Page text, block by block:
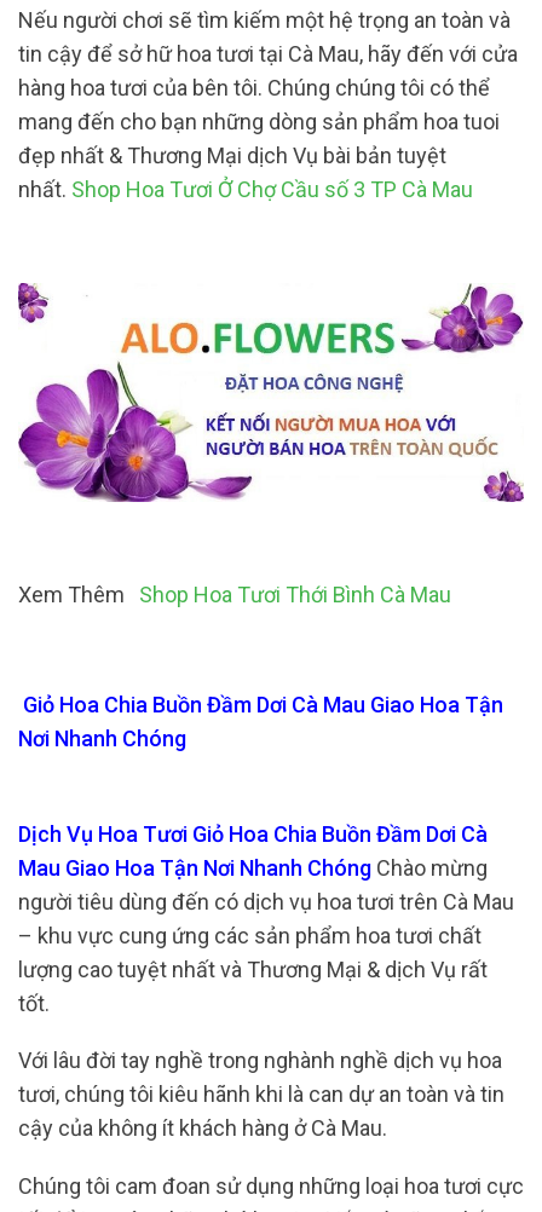
Nếu người chơi sẽ tìm kiếm một hệ trọng an toàn và
tin cậy để sở hữ hoa tươi tại Cà Mau, hãy đến với cửa
hàng hoa tươi của bên tôi. Chúng chúng tôi có thể
mang đến cho bạn những dòng sản phẩm hoa tuoi
đẹp nhất & Thương Mại dịch Vụ bài bản tuyệt
nhất. Shop Hoa Tươi Ở Chợ Cầu số 3 TP Cà Mau
Xem Thêm Shop Hoa Tươi Thới Bình Cà Mau
Giỏ Hoa Chia Buồn Đầm Dơi Cà Mau Giao Hoa Tận
Nơi Nhanh Chóng
Dịch Vụ Hoa Tươi Giỏ Hoa Chia Buồn Đầm Dơi Cà
Mau Giao Hoa Tận Nơi Nhanh Chóng Chào mừng
người tiêu dùng đến có dịch vụ hoa tươi trên Cà Mau
– khu vực cung ứng các sản phẩm hoa tươi chất
lượng cao tuyệt nhất và Thương Mại & dịch Vụ rất
tốt.
Với lâu đời tay nghề trong nghành nghề dịch vụ hoa
tươi, chúng tôi kiêu hãnh khi là can dự an toàn và tin
cậy của không ít khách hàng ở Cà Mau.
Chúng tôi cam đoan sử dụng những loại hoa tươi cực